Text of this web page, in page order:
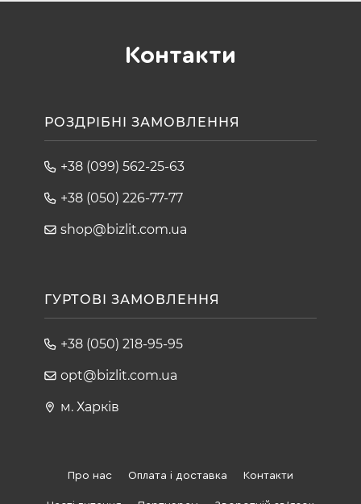
Контакти
РОЗДРІБНІ ЗАМОВЛЕННЯ
+38 (099) 562-25-63
+38 (050) 226-77-77
shop@bizlit.com.ua
ГУРТОВІ ЗАМОВЛЕННЯ
+38 (050) 218-95-95
opt@bizlit.com.ua
м. Харків
Про нас Оплата і доставка Контакти